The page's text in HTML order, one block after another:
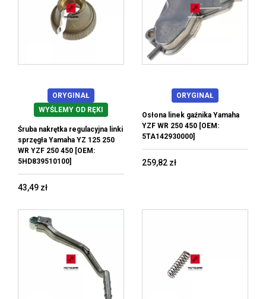
ORYGINAŁ
WYŚLEMY OD RĘKI
Śruba nakrętka regulacyjna linki
sprzęgła Yamaha YZ 125 250
WR YZF 250 450 [OEM:
5HD839510100]
43,49 zł
ORYGINAŁ
Osłona linek gaźnika Yamaha
YZF WR 250 450 [OEM:
5TA142930000]
259,82 zł